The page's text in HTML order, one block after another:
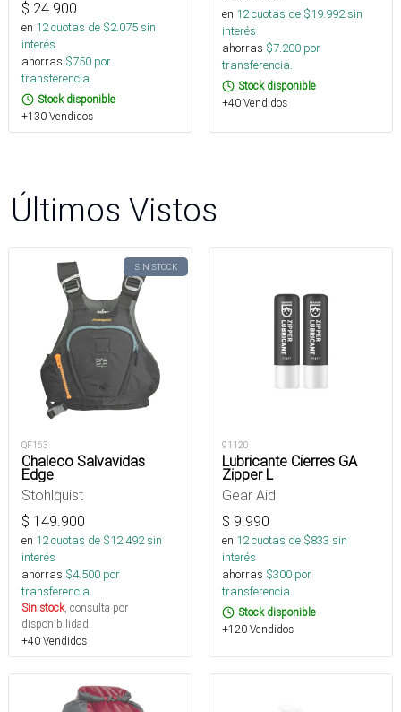
$ 24.900
en 12cuotas de $2.075sin
interés
ahorras $750 por
transferencia.
Stock disponible
+130 Vendidos
en 12cuotas de $19.992sin
interés
ahorras $7.200 por
transferencia.
Stock disponible
+40 Vendidos
Últimos Vistos
SIN STOCK
QF163
Chaleco Salvavidas
Edge
Stohlquist
$ 149.900
en 12cuotas de $12.492sin
interés
ahorras $4.500 por
transferencia.
Sin stock, consulta por
disponibilidad.
+40 Vendidos
91120
Lubricante Cierres GA
Zipper L
Gear Aid
$ 9.990
en 12cuotas de $833 sin
interés
ahorras $300 por
transferencia.
Stock disponible
+120 Vendidos